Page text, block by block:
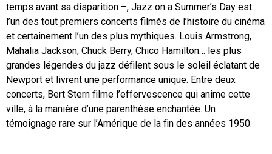
temps avant sa disparition –, Jazz on a Summer’s Day est
l’un des tout premiers concerts filmés de l’histoire du cinéma
et certainement l’un des plus mythiques. Louis Armstrong,
Mahalia Jackson, Chuck Berry, Chico Hamilton… les plus
grandes légendes du jazz défilent sous le soleil éclatant de
Newport et livrent une performance unique. Entre deux
concerts, Bert Stern filme l’effervescence qui anime cette
ville, à la manière d’une parenthèse enchantée. Un
témoignage rare sur l’Amérique de la fin des années 1950.